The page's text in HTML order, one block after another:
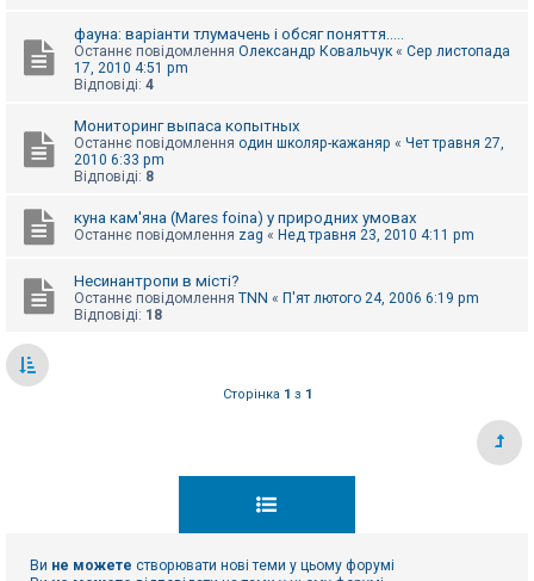
у
о
а
фауна: варіанти тлумачень і обсяг поняття.....
Останнє повідомлення Олександр Ковальчук « Сер листопада
17, 2010 4:51 pm
Відповіді: 4
Мониторинг выпаса копытных
Останнє повідомлення один школяр-кажаняр « Чет травня 27,
2010 6:33 pm
Відповіді: 8
куна кам'яна (Mares foina) у природних умовах
Останнє повідомлення zag « Нед травня 23, 2010 4:11 pm
Несинантропи в місті?
Останнє повідомлення TNN « П'ят лютого 24, 2006 6:19 pm
Відповіді: 18
Сторінка 1 з 1
Ви не можете створювати нові теми у цьому форумі